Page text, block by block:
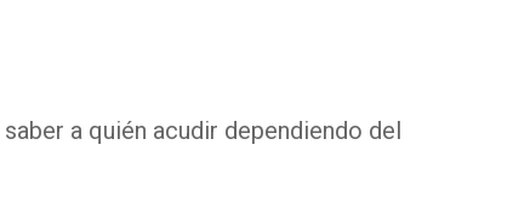
a quién acudir dependiendo del